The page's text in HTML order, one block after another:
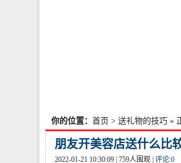
你的位置： 首页 > 送礼物的技巧 »
朋友开美容店送什么比
2022-01-21 10:30:09 | 759人围观 | 评论:0